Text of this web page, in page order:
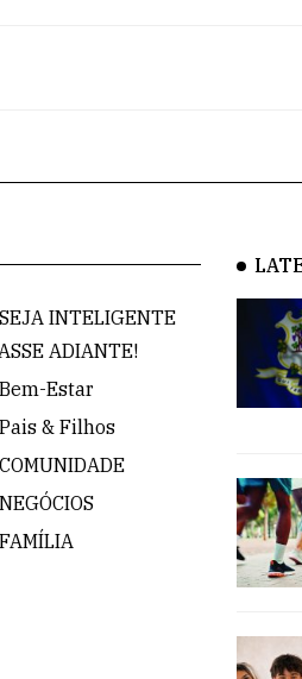
SEJA INTELIGENTE
ADIANTE!
Bem-Estar
Pais & Filhos
COMUNIDADE
NEGÓCIOS
FAMÍLIA